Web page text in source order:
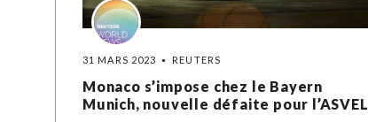
31 MARS 2023 REUTERS
Monaco s’impose chez le Bayern
Munich, nouvelle défaite pour l’ASVEL